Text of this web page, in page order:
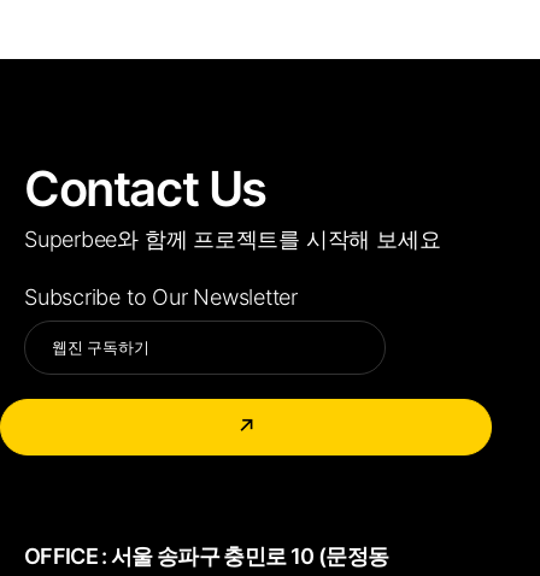
Contact Us
Superbee와 함께 프로젝트를 시작해 보세요
Subscribe to Our Newsletter
↗
Alternative:
OFFICE :서울 송파구 충민로 10 (문정동